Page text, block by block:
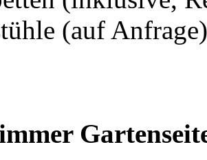
(auf Anfrage)